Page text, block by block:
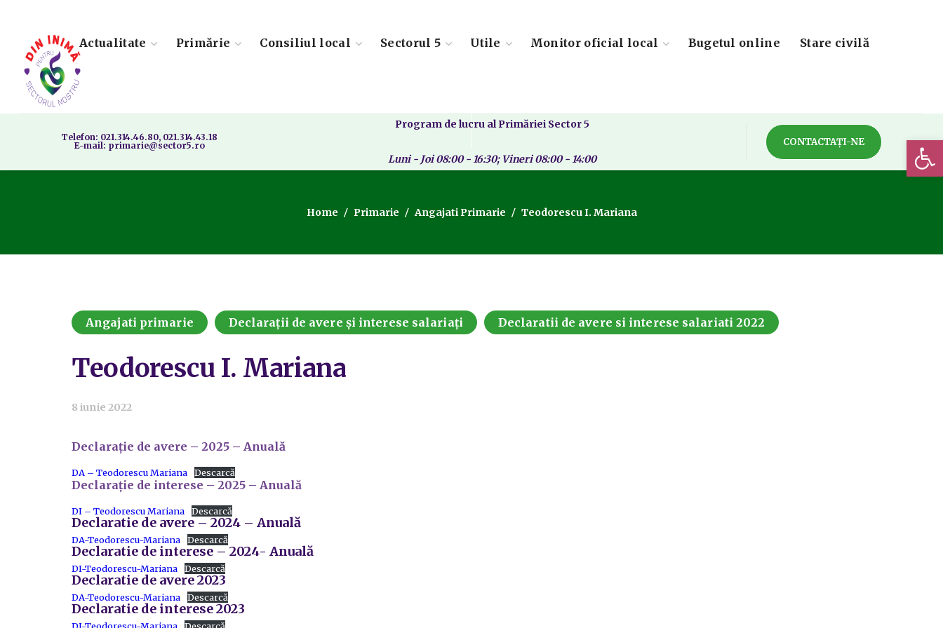
Actualitate Primărie Consiliul local Sectorul 5 Utile Monitor oficial local Bugetul online Stare civilă
Telefon: 021.314.46.80, 021.314.43.18
E-mail: primarie@sector5.ro
Program de lucru al Primăriei Sector 5
Luni - Joi 08:00 - 16:30; Vineri 08:00 - 14:00
CONTACTAȚI-NE
Home Primarie Angajati Primarie Teodorescu I. Mariana
Angajati primarie Declarații de avere și interese salariați Declaratii de avere si interese salariati 2022
Teodorescu I. Mariana
8 iunie 2022
Declarație de avere – 2025 – Anuală
DA – Teodorescu Mariana Descarcă
Declarație de interese – 2025 – Anuală
DI – Teodorescu Mariana Descarcă
Declaratie de avere – 2024 – Anuală
DA-Teodorescu-Mariana Descarcă
Declaratie de interese – 2024- Anuală
DI-Teodorescu-Mariana Descarcă
Declaratie de avere 2023
DA-Teodorescu-Mariana Descarcă
Declaratie de interese 2023